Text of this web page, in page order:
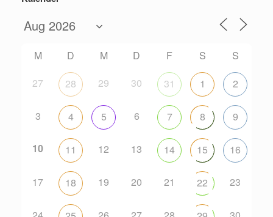
M D M D F S
S
27
28 29 30 31 1 2
3 4 5 6 7 8 9
10 11 12 13 14 15 16
17 18 19 20 21 22 23